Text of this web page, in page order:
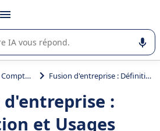
avec
dans l'utilisation ou la sélection de
Comptabilité Fusion d'entreprise : Définition et Usages
d'entreprise :
et Usages